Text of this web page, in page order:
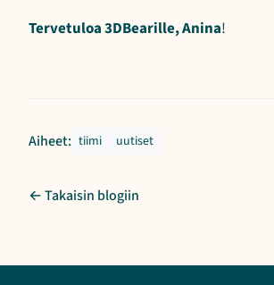
Tervetuloa 3DBearille, Anina!
Aiheet: tiimi uutiset
← Takaisin blogiin